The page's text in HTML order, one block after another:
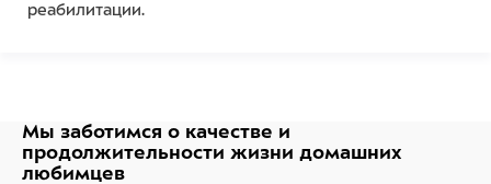
реабилитации.
Мы заботимся о качестве и
продолжительности жизни домашних
любимцев